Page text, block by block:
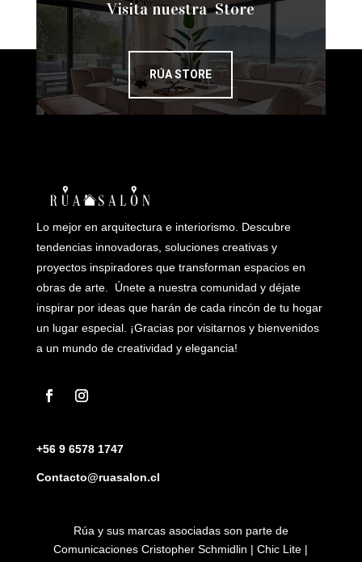
Visita nuestra Store
RÚA STORE
Lo mejor en arquitectura e interiorismo. Descubre
tendencias innovadoras, soluciones creativas y
proyectos inspiradores que transforman espacios en
obras de arte. Únete a nuestra comunidad y déjate
inspirar por ideas que harán de cada rincón de tu hogar
un lugar especial. ¡Gracias por visitarnos y bienvenidos
a un mundo de creatividad y elegancia!
+56 9 6578 1747
Contacto@ruasalon.cl
Rúa y sus marcas asociadas son parte de
Comunicaciones Cristopher Schmidlin | Chic Lite |